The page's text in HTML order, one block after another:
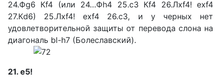
24.Фg6 Кf4 (или 24…Фh4 25.с3 Кf4 26.Лxf4! exf4
27.Кd6) 25.Лxf4! exf4 26.с3, и у черных нет
удовлетворитель­ной защиты от перевода слона на
диагональ bl-h7 (Болеславский).
21. е5!